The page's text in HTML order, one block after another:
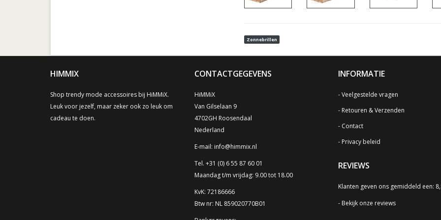
Zonnebrillen
HIMMIX
Shop trendy mode accessoires bij HiMMiX.
Leuk voor jezelf, maar zeker ook zo leuk om
cadeau te doen.
CONTACTGEGEVENS
HiMMiX
Van Gilselaan 9
4702GH Roosendaal
Nederland
E-mail: info@himmix.nl
Tel. +31 (0) 6 55 87 60 01
Maandag t/m vrijdag: 9.00 tot 18.00
KvK: 72186666
Btw nr: NL 859020770B01
INFORMATIE
Veelgestelde vragen
Retouren & Verzenden
Contact
Privacy beleid
REVIEWS
Klanten geven ons gemiddeld een:
Bekijk onze reviews